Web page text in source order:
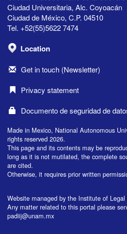
Ciudad Universitaria, Alc. Coyoacán
Ciudad de México, C.P. 04510
Tel. +52(55)5622 7474
Location
Get in touch (Newsletter)
Privacy statement
Documento de seguridad de
Made in Mexico, National Autonomous
rights reserved 2026.
This page and its contents may be
long as it is not mutilated, the complete
are cited.
Otherwise, it requires prior written
Website managed by the Institute of Legal
Any matter related to this portal please
padiij@unam.mx